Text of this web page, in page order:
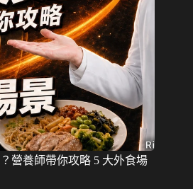
營養師帶你攻略 5 大外食場